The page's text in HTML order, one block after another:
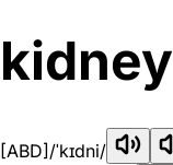
kidney
[ABD] /ˈkɪdni/